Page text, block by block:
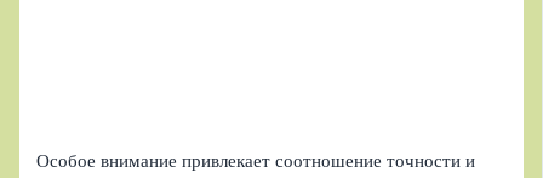
Особое внимание привлекает соотношение точности и